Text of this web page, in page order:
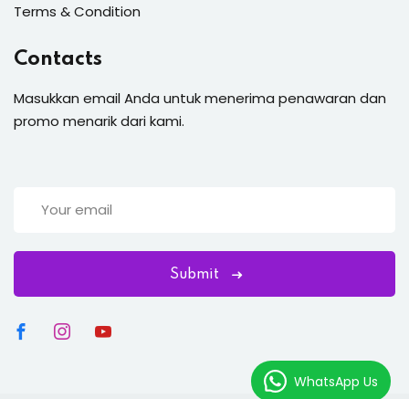
Terms & Condition
Contacts
Masukkan email Anda untuk menerima penawaran dan
promo menarik dari kami.
Submit
WhatsApp Us